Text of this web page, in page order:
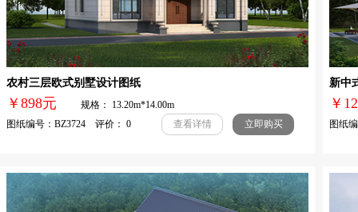
农村三层欧式别墅设计图纸
￥898元
规格： 13.20m*14.00m
图纸编号：BZ3724 评价： 0
查看详情 立即购买
新中
￥
图纸编